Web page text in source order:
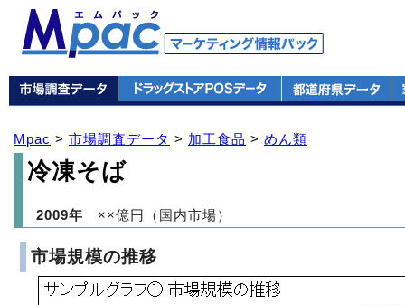
Mpac > 市場調査データ > 加工食品 > めん類
冷凍そば
2009年 ××億円（国内市場）
市場規模の推移